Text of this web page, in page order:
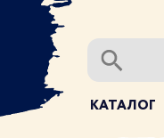
КАТАЛОГ